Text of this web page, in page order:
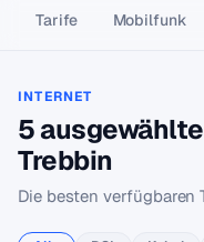
Tarife Mobilfunk
INTERNET
5
Trebbin
Die besten verfügbaren